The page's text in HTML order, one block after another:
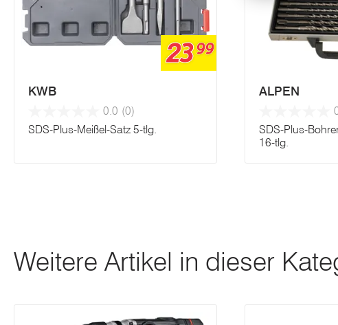
2399
KWB
0.0 (0)
SDS-Plus-Meißel-Satz 5-tlg.
ALPEN
SDS-Plus-
16-tlg.
Weitere Artikel in dieser